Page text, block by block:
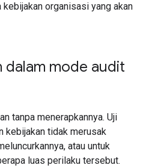
kebijakan organisasi yang akan
dalam mode audit
tanpa menerapkannya. Uji
kebijakan tidak merusak
atau untuk
luas perilaku tersebut.